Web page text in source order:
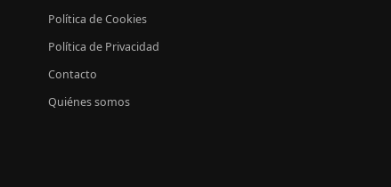
Política de Cookies
Política de Privacidad
Contacto
Quiénes somos